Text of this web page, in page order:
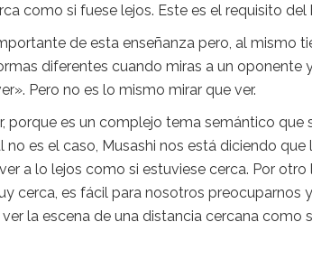
como si fuese lejos. Este es el requisito del
de esta enseñanza pero, al mismo
diferentes cuando miras a un oponente
Pero no es lo mismo mirar que ver.
porque es un complejo tema semántico
no es el caso, Musashi nos está diciendo
a lo lejos como si estuviese cerca. Por
cerca, es fácil para nosotros preocuparnos
la escena de una distancia cercana como